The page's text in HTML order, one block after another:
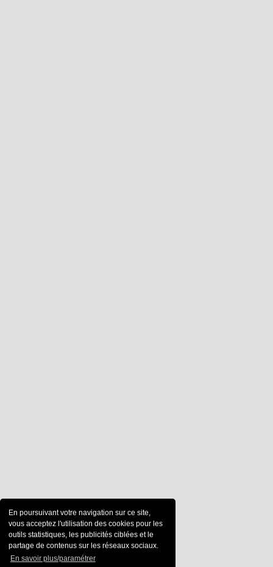
En poursuivant votre navigation sur ce site,
vous acceptez l'utilisation des cookies pour les
outils statistiques, les publicités ciblées et le
partage de contenus sur les réseaux sociaux.
En savoir plus/paramétrer